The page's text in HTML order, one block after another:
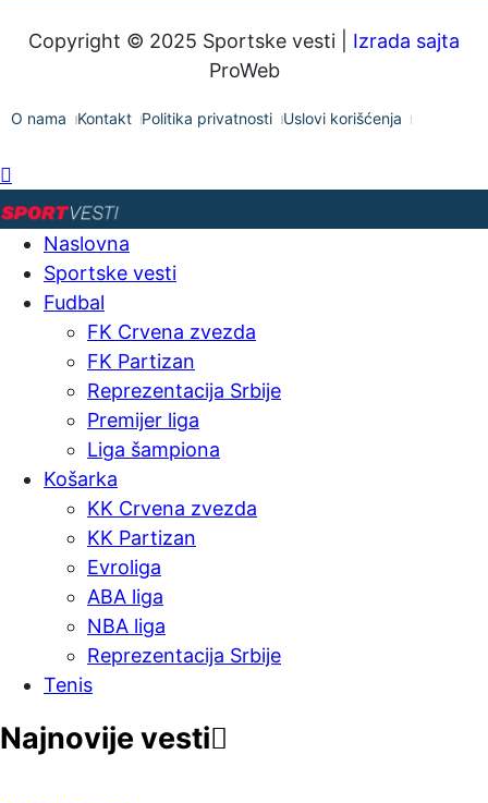
Copyright © 2025 Sportske vesti | Izrada sajta
ProWeb
O nama Kontakt Politika privatnosti Uslovi korišćenja
Naslovna
Sportske vesti
Fudbal
FK Crvena zvezda
FK Partizan
Reprezentacija Srbije
Premijer liga
Liga šampiona
Košarka
KK Crvena zvezda
KK Partizan
Evroliga
ABA liga
NBA liga
Reprezentacija Srbije
Tenis
Najnovije vesti